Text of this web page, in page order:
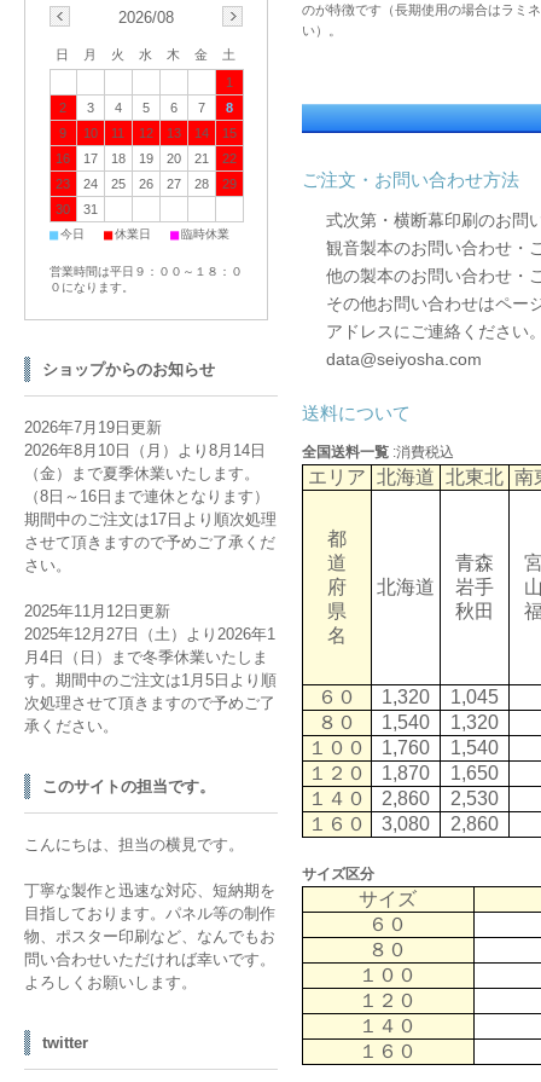
のが特徴です（長期使用の場合はラミ
い）。
ご注文・お問い合わせ方法
式次第・横断幕印刷のお問
観音製本のお問い合わせ・
他の製本のお問い合わせ・
その他お問い合わせはペー
アドレスにご連絡ください
data@seiyosha.com
送料について
全国送料一覧 :消費税込
エリア 北海道 北東北 南
都
道
府
県
名
北海道
青森
岩手
秋田
６０ 1,320
1,045
８０
1,540
1,320
１００
1,760
1,540
１２０
1,870
1,650
１４０
2,860
2,530
１６０
3,080 2,860
サイズ区分
サイズ
６０
８０
１００
１２０
１４０
１６０
2026/08
日 月 火 水 木 金
土
1
2
3 4 5 6 7
8
9
10 11 12 13 14
15
16
17 18 19 20 21
22
23
24 25 26 27 28
29
30
31
■今日 ■休業日 ■臨時休業
営業時間は平日９：００～１８：０
０になります。
ショップからのお知らせ
2026年7月19日更新
2026年8月10日（月）より8月14日
（金）まで夏季休業いたします。
（8日～16日まで連休となります）
期間中のご注文は17日より順次処理
させて頂きますので予めご了承くだ
さい。
2025年11月12日更新
2025年12月27日（土）より2026年1
月4日（日）まで冬季休業いたしま
す。期間中のご注文は1月5日より順
次処理させて頂きますので予めご了
承ください。
このサイトの担当です。
こんにちは、担当の横見です。
丁寧な製作と迅速な対応、短納期を
目指しております。パネル等の制作
物、ポスター印刷など、なんでもお
問い合わせいただければ幸いです。
よろしくお願いします。
twitter